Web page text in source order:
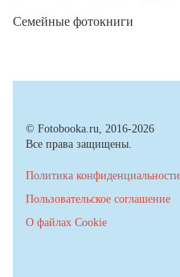
Семейные фотокниги
© Fotobooka.ru, 2016-2026
Все права защищены.
Политика конфиденциальности
Пользовательское соглашение
О файлах Cookie